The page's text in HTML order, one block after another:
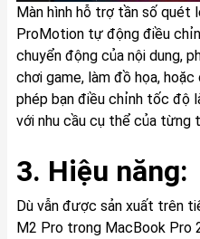
Màn hình hỗ trợ tần số quét
ProMotion tự động điều
chuyển động của nội dung,
chơi game, làm đồ họa,
phép bạn điều chỉnh tốc độ
với nhu cầu cụ thể của từng
3. Hiệu năng:
Dù vẫn được sản xuất trên
M2 Pro trong MacBook Pro